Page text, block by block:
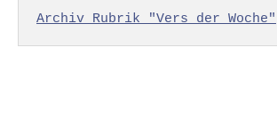
Archiv Rubrik "Vers der Woche"